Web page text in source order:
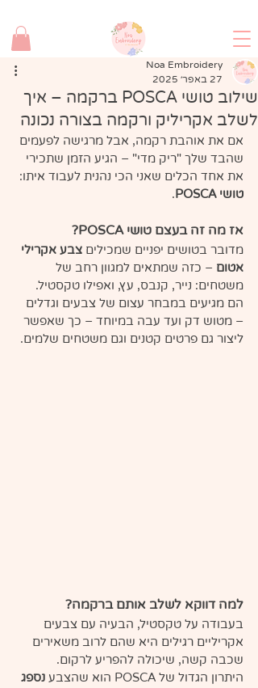
שילוב טושי POSCA ברקמה – איך
לשלב אקריליק ורקמה בצורה נכונה
Noa Embroidery
27 באפר׳ 2025
אם את אוהבת רקמה, אבל מרגישה לפעמים
שהבד שלך "ריק מדי" – הגיע הזמן שתכירי
את אחד הכלים שאני הכי נהנית לעבוד איתו:
טושי POSCA
.
אז מה זה בעצם טושי POSCA?
מדובר בטושים יפניים שמכילים צבע אקרילי
אטום – כזה שמתאים למגוון רחב של
משטחים: נייר, קנבס, עץ, ואפילו טקסטיל.
הם מגיעים במבחר עצום של צבעים וגדלים
– מטוש דק ועד עבה במיוחד – כך שאפשר
ליצור גם פרטים קטנים וגם משטחים שלמים.
למה דווקא לשלב אותם ברקמה?
בעבודה על טקסטיל, הבעיה עם צבעים
אקריליים רגילים היא שהם לרוב משאירים
שכבה קשה, שיכולה להפריע לרקום.
היתרון הגדול של POSCA הוא שהצבע
נספג